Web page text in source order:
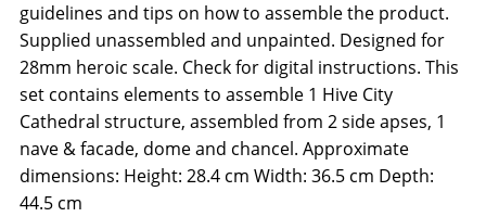
guidelines and tips on how to assemble the product.
Supplied unassembled and unpainted. Designed for
28mm heroic scale. Check for digital instructions. This
set contains elements to assemble 1 Hive City
Cathedral structure, assembled from 2 side apses, 1
nave & facade, dome and chancel. Approximate
dimensions: Height: 28.4 cm Width: 36.5 cm Depth:
44.5 cm